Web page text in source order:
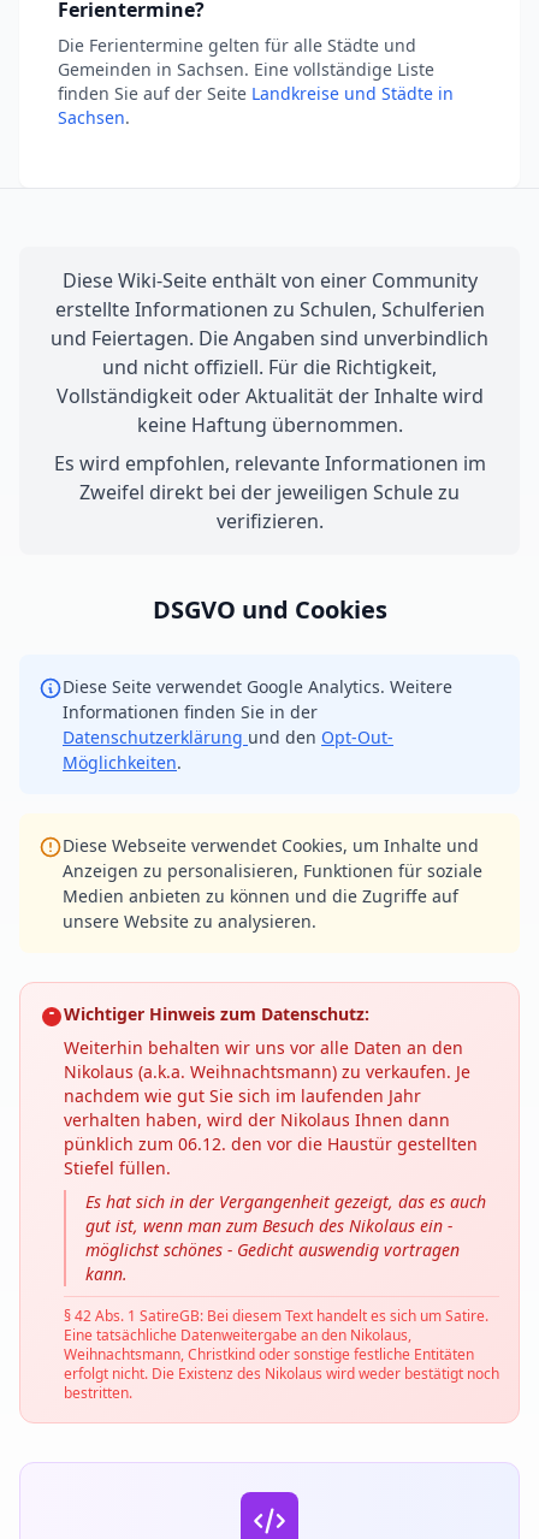
Ferientermine?
Die Ferientermine gelten für alle Städte und
Gemeinden in Sachsen. Eine vollständige Liste
finden Sie auf der Seite Landkreise und Städte in
Sachsen.
Diese Wiki-Seite enthält von einer Community
erstellte Informationen zu Schulen, Schulferien
und Feiertagen. Die Angaben sind unverbindlich
und nicht offiziell. Für die Richtigkeit,
Vollständigkeit oder Aktualität der Inhalte wird
keine Haftung übernommen.
Es wird empfohlen, relevante Informationen im
Zweifel direkt bei der jeweiligen Schule zu
verifizieren.
DSGVO und Cookies
Diese Seite verwendet Google Analytics. Weitere
Informationen finden Sie in der
Datenschutzerklärung und den Opt-Out-
Möglichkeiten.
Diese Webseite verwendet Cookies, um Inhalte und
Anzeigen zu personalisieren, Funktionen für soziale
Medien anbieten zu können und die Zugriffe auf
unsere Website zu analysieren.
Wichtiger Hinweis zum Datenschutz:
Weiterhin behalten wir uns vor alle Daten an den
Nikolaus (a.k.a. Weihnachtsmann) zu verkaufen. Je
nachdem wie gut Sie sich im laufenden Jahr
verhalten haben, wird der Nikolaus Ihnen dann
pünklich zum 06.12. den vor die Haustür gestellten
Stiefel füllen.
Es hat sich in der Vergangenheit gezeigt, das es auch
gut ist, wenn man zum Besuch des Nikolaus ein -
möglichst schönes - Gedicht auswendig vortragen
kann.
§ 42 Abs. 1 SatireGB: Bei diesem Text handelt es sich um Satire.
Eine tatsächliche Datenweitergabe an den Nikolaus,
Weihnachtsmann, Christkind oder sonstige festliche Entitäten
erfolgt nicht. Die Existenz des Nikolaus wird weder bestätigt noch
bestritten.